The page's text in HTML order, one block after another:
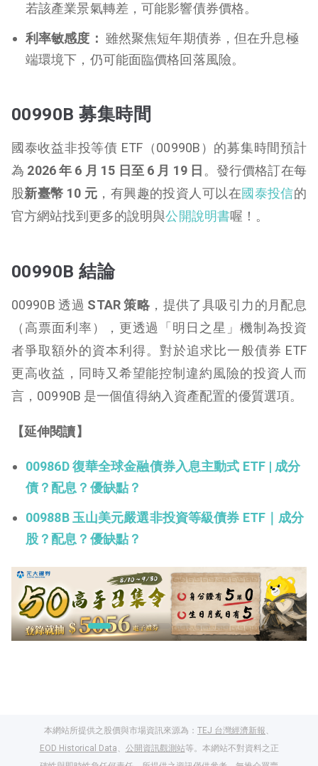
若該產業景氣轉差，可能影響債券價格。
利率敏感度： 雖然聚焦短年期債券，但在升息極
端環境下，仍可能面臨價格回落風險。
00990B 募集時間
國泰收益非投等債 ETF（00990B）的募集時間預計
為 2026 年 6 月 15 日至 6 月 19 日 。發行價格訂在每
股新臺幣 10 元 ，有興趣的投資人可以在國泰投信的
官方網站找到更多的說明與公開說明書喔！。
00990B 結論
00990B 透過 STAR 策略 ，提供了具吸引力的月配息
（高票面利率），更透過「明日之星」機制為投資
者爭取額外的資本利得。對於追求比一般債券 ETF
更高收益，同時又希望能控制違約風險的投資人而
言，00990B 是一個值得納入資產配置的優質選項。
【延伸閱讀】
00986D 復華全球金融債券入息主動式 ETF | 成分
債？配息？優缺點？
00988B 玉山美元嚴選非投資等級債券 ETF｜成分
股？配息？優缺點？
本網站所提供之股價與市場資訊來源為： TEJ 台灣經濟新報、
EOD Historical Data、 公開資訊觀測站等。本網站不對資料之正